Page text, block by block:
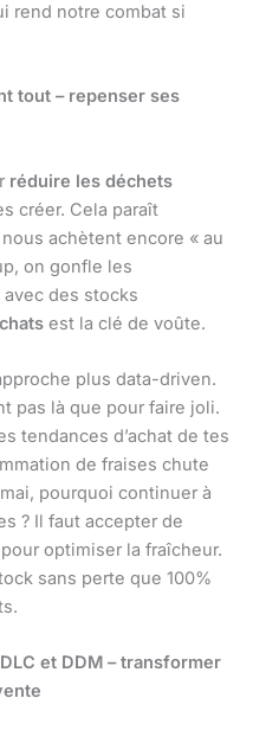
rend notre combat si
tout – repenser ses
réduire les déchets
créer. Cela paraît
achètent encore « au
on gonfle les
des stocks
est la clé de voûte.
plus data-driven.
pas là que pour faire joli.
tendances d’achat de tes
de fraises chute
pourquoi continuer à
? Il faut accepter de
optimiser la fraîcheur.
sans perte que 100%
et DDM – transformer